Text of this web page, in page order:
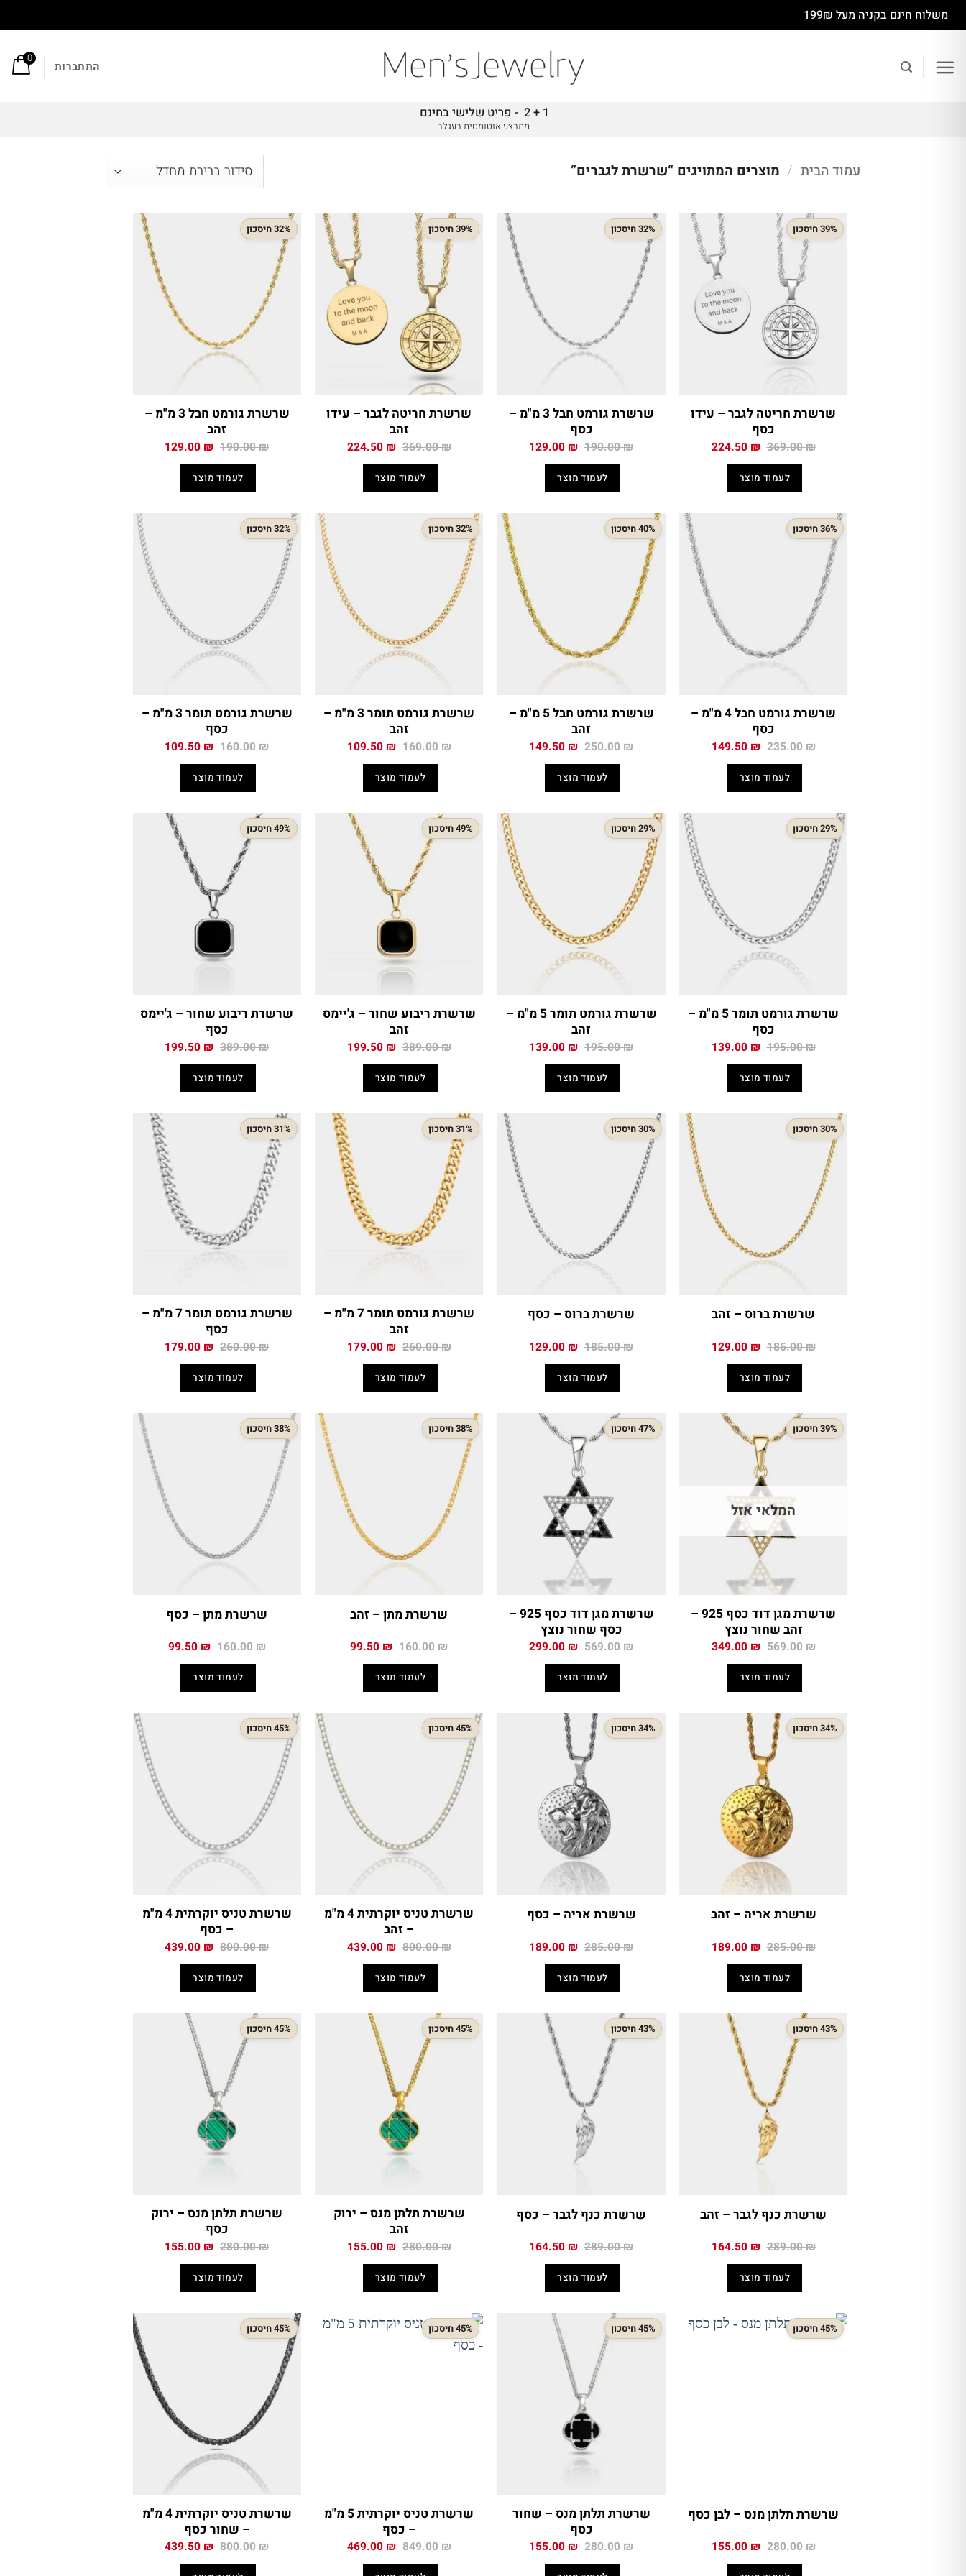
Skip
to
content
משלוח חינם בקניה מעל 199₪
התחברות
0
1 + 2 - פריט שלישי בחינם
מתבצע אוטומטית בעגלה
עמוד הבית / מוצרים המתויגים “שרשרת לגברים”
39% חיסכון
שרשרת חריטה לגבר – עידו
כסף
369.00₪ המחיר
369.00 ₪.
224.50 ₪ המחיר
לעמוד מוצר
32% חיסכון
שרשרת גורמט חבל 3 מ"מ –
כסף
190.00₪ המחיר
190.00 ₪.
129.00 ₪ המחיר
לעמוד מוצר
39% חיסכון
שרשרת חריטה לגבר – עידו
זהב
369.00₪ המחיר
369.00 ₪.
224.50 ₪ המחיר
לעמוד מוצר
32% חיסכון
שרשרת גורמט חבל 3 מ"מ –
זהב
190.00₪ המחיר
190.00 ₪.
129.00 ₪ המחיר
לעמוד מוצר
36% חיסכון
שרשרת גורמט חבל 4 מ"מ –
כסף
235.00₪ המחיר
היה:
235.00 ₪.
149.50 ₪
לעמוד מוצר
40% חיסכון
שרשרת גורמט חבל 5 מ"מ –
זהב
250.00₪ המחיר
היה:
250.00 ₪.
149.50 ₪ המחיר
לעמוד מוצר
32% חיסכון
שרשרת גורמט תומר 3 מ"מ –
זהב
160.00₪ המחיר
היה:
160.00 ₪.
109.50 ₪
לעמוד מוצר
32% חיסכון
שרשרת גורמט תומר 3 מ"מ –
כסף
160.00₪ המחיר
היה:
160.00 ₪.
109.50 ₪ המחיר
לעמוד מוצר
29% חיסכון
שרשרת גורמט תומר 5 מ"מ –
כסף
195.00₪ המחיר
195.00 ₪.
139.00 ₪
לעמוד מוצר
29% חיסכון
שרשרת גורמט תומר 5 מ"מ –
זהב
195.00₪ המחיר
195.00 ₪.
139.00 ₪ המחיר
לעמוד מוצר
49% חיסכון
שרשרת ריבוע שחור – ג'יימס
זהב
389.00₪ המחיר
389.00 ₪.
199.50 ₪
לעמוד מוצר
49% חיסכון
שרשרת ריבוע שחור – ג'יימס
כסף
389.00₪ המחיר
389.00 ₪.
199.50 ₪ המחיר
לעמוד מוצר
30% חיסכון
שרשרת ברוס – זהב
185.00₪ המחיר
היה:
185.00 ₪.
129.00 ₪
לעמוד מוצר
30% חיסכון
שרשרת ברוס – כסף
185.00₪ המחיר
היה:
185.00 ₪.
129.00 ₪ המחיר
לעמוד מוצר
31% חיסכון
שרשרת גורמט תומר 7 מ"מ –
זהב
260.00₪ המחיר
היה:
260.00 ₪.
179.00 ₪
לעמוד מוצר
31% חיסכון
שרשרת גורמט תומר 7 מ"מ –
כסף
260.00₪ המחיר
היה:
260.00 ₪.
179.00 ₪ המחיר
לעמוד מוצר
39% חיסכון
המלאי אזל
שרשרת מגן דוד כסף 925 –
זהב שחור נוצץ
569.00₪ המחיר
היה:
569.00 ₪.
349.00 ₪ המחיר
לעמוד מוצר
47% חיסכון
שרשרת מגן דוד כסף 925 –
כסף שחור נוצץ
569.00₪ המחיר
היה:
569.00 ₪.
299.00 ₪ המחיר
לעמוד מוצר
38% חיסכון
שרשרת מתן – זהב
160.00₪ המחיר
היה:
160.00 ₪.
99.50 ₪ המחיר
לעמוד מוצר
38% חיסכון
שרשרת מתן – כסף
160.00₪ המחיר
היה:
160.00 ₪.
99.50 ₪ המחיר
לעמוד מוצר
34% חיסכון
שרשרת אריה – זהב
285.00₪ המחיר
285.00 ₪.
189.00 ₪
לעמוד מוצר
34% חיסכון
שרשרת אריה – כסף
285.00₪ המחיר
285.00 ₪.
189.00 ₪ המחיר
לעמוד מוצר
45% חיסכון
שרשרת טניס יוקרתית 4 מ"מ
– זהב
800.00₪ המחיר
800.00 ₪.
439.00 ₪ המחיר
לעמוד מוצר
45% חיסכון
שרשרת טניס יוקרתית 4 מ"מ
– כסף
800.00₪ המחיר
800.00 ₪.
439.00 ₪ המחיר
לעמוד מוצר
43% חיסכון
שרשרת כנף לגבר – זהב
289.00₪ המחיר
היה:
289.00 ₪.
164.50 ₪
לעמוד מוצר
43% חיסכון
שרשרת כנף לגבר – כסף
289.00₪ המחיר
היה:
289.00 ₪.
164.50 ₪ המחיר
לעמוד מוצר
45% חיסכון
שרשרת תלתן מנס – ירוק
זהב
280.00₪ המחיר
היה:
280.00 ₪.
155.00 ₪
לעמוד מוצר
45% חיסכון
שרשרת תלתן מנס – ירוק
כסף
280.00₪ המחיר
היה:
280.00 ₪.
155.00 ₪ המחיר
לעמוד מוצר
45% חיסכון
שרשרת תלתן מנס – לבן כסף
280.00₪ המחיר
היה:
155.00 ₪
45% חיסכון
שרשרת תלתן מנס – שחור
כסף
280.00₪ המחיר
היה:
155.00 ₪ המחיר
45% חיסכון
שרשרת טניס יוקרתית 5 מ"מ
– כסף
849.00₪ המחיר
היה:
469.00 ₪ המחיר
45% חיסכון
שרשרת טניס יוקרתית 4 מ"מ
– שחור כסף
800.00₪ המחיר
היה:
439.50 ₪ המחיר